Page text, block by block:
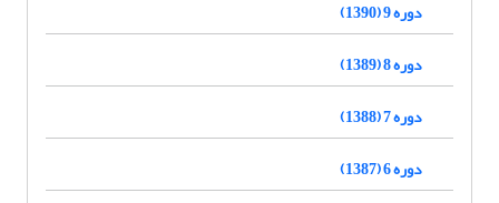
دوره 9 (1390)
دوره 8 (1389)
دوره 7 (1388)
دوره 6 (1387)